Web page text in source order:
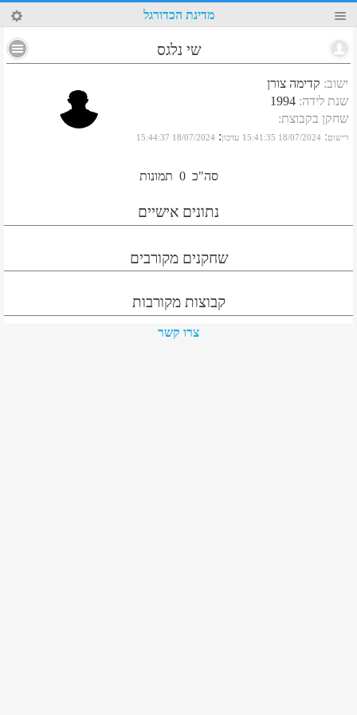
98 מדינת הכדורגל
שי נלגס
ישוב: קדימה צורן
שנת לידה:
1994
שחקן בקבוצת:
רישום:
18/07/2024 15:41:35 עדכון:
18/07/2024 15:44:37
סה"כ 0 תמונות
נתונים אישיים
שחקנים מקורבים
קבוצות מקורבות
צרו קשר